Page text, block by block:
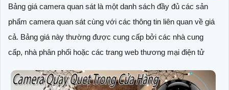
Bảng giá camera quan sát là một danh sách đầy đủ các sản
phẩm camera quan sát cùng với các thông tin liên quan về giá
cả. Bảng giá này thường được cung cấp bởi các nhà cung
cấp, nhà phân phối hoặc các trang web thương mại điện tử